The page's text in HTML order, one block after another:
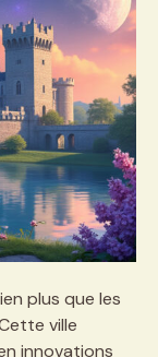
plus que les
ville
innovations